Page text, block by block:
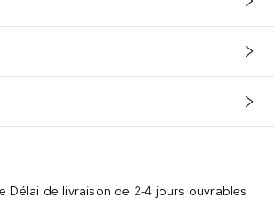
Délai de livraison de 2-4 jours ouvrables